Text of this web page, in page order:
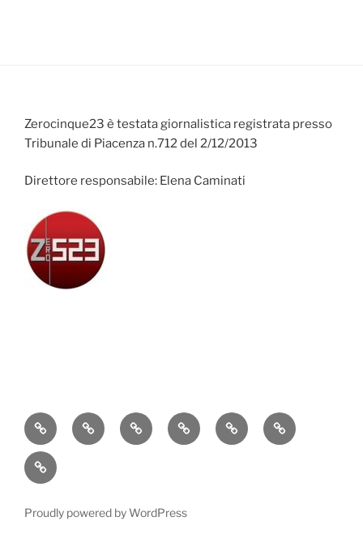
Zerocinque23 è testata giornalistica registrata presso
Tribunale di Piacenza n.712 del 2/12/2013
Direttore responsabile: Elena Caminati
AttualitàCronacaPolitica EconomiaCultura Sport
Contatti
Proudly powered by WordPress